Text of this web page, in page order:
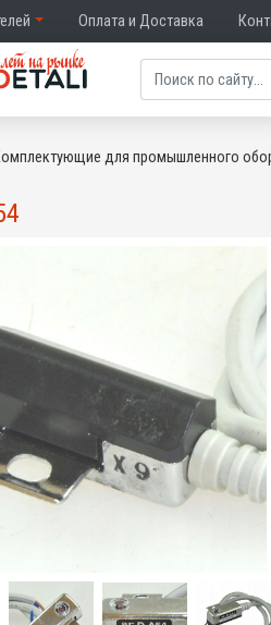
Оплата и Доставка
для промышленного